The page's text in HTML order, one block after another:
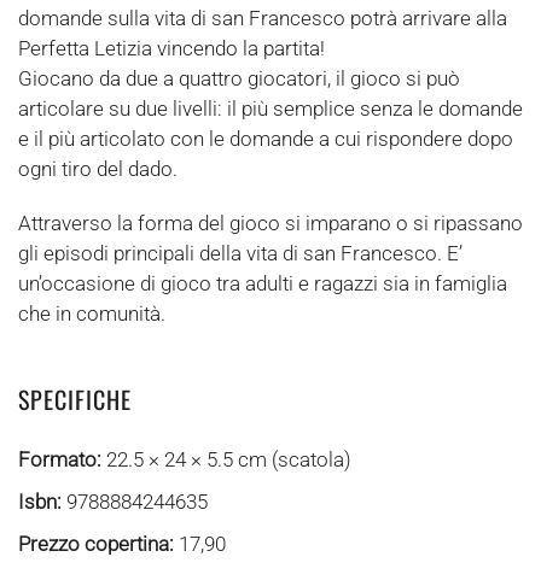
domande sulla vita di san Francesco potrà arrivare alla
Perfetta Letizia vincendo la partita!
Giocano da due a quattro giocatori, il gioco si può
articolare su due livelli: il più semplice senza le domande
e il più articolato con le domande a cui rispondere dopo
ogni tiro del dado.
Attraverso la forma del gioco si imparano o si ripassano
gli episodi principali della vita di san Francesco. E’
un’occasione di gioco tra adulti e ragazzi sia in famiglia
che in comunità.
SPECIFICHE
Formato: 22.5 × 24 × 5.5 cm (scatola)
Isbn: 9788884244635
Prezzo copertina: 17,90